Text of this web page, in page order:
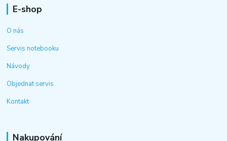
E-shop
O nás
Servis notebooku
Návody
Objednat servis
Kontakt
Nakupování